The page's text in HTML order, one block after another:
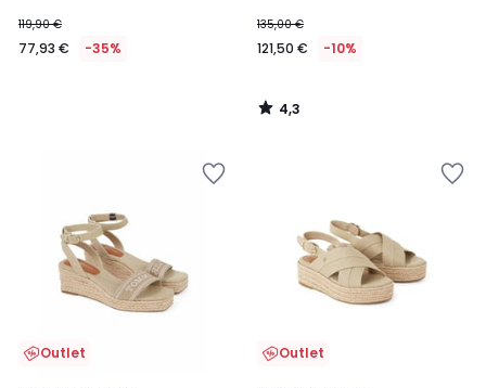
119,90 €
77,93 € -35%
135,00 €
121,50 € -10%
4,3
/
Outlet Outlet